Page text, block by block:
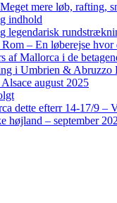
mere løb, rafting,
indhold
legendarisk
– En løberejse
Mallorca i de
i Umbrien & Abruzzo
august 2025
dette efterr 14-17/9 –
højland – september